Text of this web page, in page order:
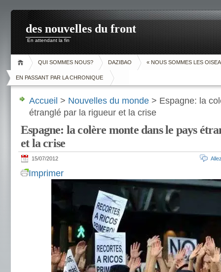
des nouvelles du front
En attendant la fin
QUI SOMMES NOUS? DAZIBAO « NOUS SOMMES LES
EN PASSANT PAR LA CHRONIQUE
Accueil > Nouvelles du monde > Espagne: la
étranglé par la rigueur et la crise
Espagne: la colère monte dans le pays
et la crise
15/07/2012
Imprimer